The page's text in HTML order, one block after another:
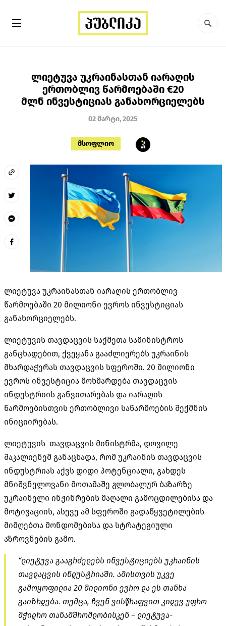
ლიეტუვა უკრაინასთან იარაღის
ერთობლივ წარმოებაში €20
მლნ ინვესტიციას განახორციელებს
02 მარტი, 2025
მსოფლიო
ლიეტუვა უკრაინასთან იარაღის ერთობლივ
წარმოებაში 20 მილიონი ევროს ინვესტიციას
განახორციელებს.
ლიეტუვის თავდაცვის საქმეთა სამინისტროს
განცხადებით, ქვეყანა გააძლიერებს უკრაინის
მხარდაჭერას თავდაცვის სფეროში. 20 მილიონი
ევროს ინვესტიცია მოხმარდება თავდაცვის
ინდუსტრიის განვითარებას და იარაღის
წარმოებისთვის ერთობლივი საწარმოების შექმნის
ინიციირებას.
ლიეტუვის თავდაცვის მინისტრმა, დოვილე
შაკალიენემ განაცხადა, რომ უკრაინის თავდაცვის
ინდუსტრიას აქვს დიდი პოტენციალი, გახდეს
მნიშვნელოვანი მოთამაშე გლობალურ ბაზარზე
უკრაინელი ინჟინრების მაღალი გამოცდილებისა და
მოტივაციის, ასევე ამ სფეროში გადაწყვეტილების
მიმღებთა მონდომებისა და სტრატეგიული
აზროვნების გამო.
“ლიეტუვა გააგრძელებს ინვესტიციებს უკრაინის
თავდაცვის ინდუსტრიაში. ამისთვის უკვე
გამოყოფილია 20 მილიონი ევრო და ეს თანხა
გაიზრდება. თუმცა, ჩვენ ვისწრაფვით კიდევ უფრო
მჭიდრო თანამშრომლობისკენ – ლიეტუვა-